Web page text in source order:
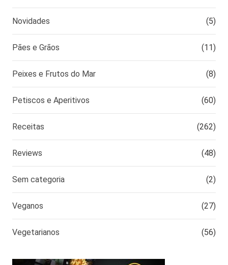
Novidades (5)
Pães e Grãos (11)
Peixes e Frutos do Mar (8)
Petiscos e Aperitivos (60)
Receitas (262)
Reviews (48)
Sem categoria (2)
Veganos (27)
Vegetarianos (56)